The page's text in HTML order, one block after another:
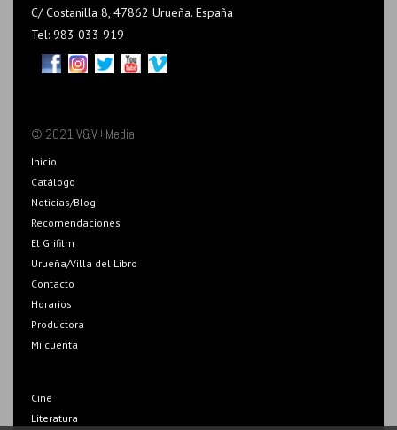
C/ Costanilla 8, 47862 Urueña. España
Tel: 983 033 919
© 2021 V&V+Media
Inicio
Catálogo
Noticias/Blog
Recomendaciones
El Grifilm
Urueña/Villa del Libro
Contacto
Horarios
Productora
Mi cuenta
Cine
Literatura